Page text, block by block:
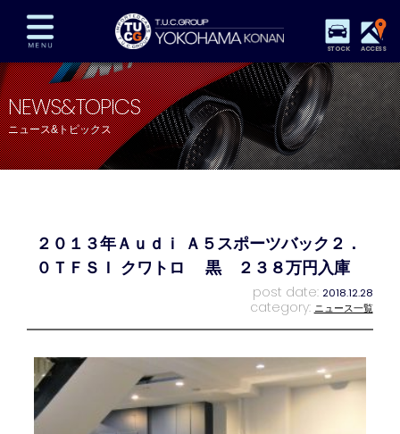
STOCK ACCESS
在庫車両情報 保証&サービス パーツリスト
TUCとは？ 店舗情報 アクセスマップ
全国納車 特別作業 注文販売
プライバシーポリシー スタッフblog 納車blog
NEWS&TOPICS
ニュース&トピックス
２０１３年Ａｕｄｉ Ａ５スポーツバック２．
０ＴＦＳＩ クワトロ 黒 ２３８万円入庫
post date: 2018.12.28
category: ニュース一覧